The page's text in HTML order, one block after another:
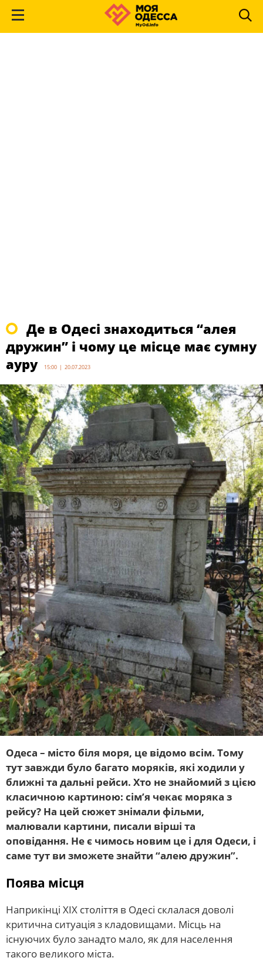
Де в Одесі знаходиться “алея
дружин” і чому це місце має сумну
ауру
15:00 | 20.07.2023
Одеса – місто біля моря, це відомо всім. Тому
тут завжди було багато моряків, які ходили у
ближні та дальні рейси. Хто не знайомий з цією
класичною картиною: сім’я чекає моряка з
рейсу? На цей сюжет знімали фільми,
малювали картини, писали вірші та
оповідання. Не є чимось новим це і для Одеси, і
саме тут ви зможете знайти “алею дружин”.
Поява місця
Наприкінці XIX століття в Одесі склалася доволі
критична ситуація з кладовищами. Місць на
існуючих було занадто мало, як для населення
такого великого міста.